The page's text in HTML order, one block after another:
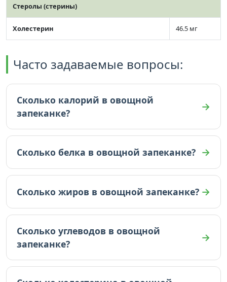
Стеролы (стерины)
Холестерин 46.5 мг
Часто задаваемые вопросы:
Сколько калорий в овощной
запеканке?
В овощной запеканке 90 ккал (на 100г).
Сколько белка в овощной запеканке?
В овощной запеканке 3 граммов белка (на 100г).
Сколько жиров в овощной запеканке?
В овощной запеканке 6.7 граммов жиров (на
100г).
Сколько углеводов в овощной
запеканке?
В овощной запеканке 4.8 граммов углеводов
(на 100г).